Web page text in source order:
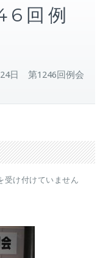
回例
日 第1246回例会
受け付けていません